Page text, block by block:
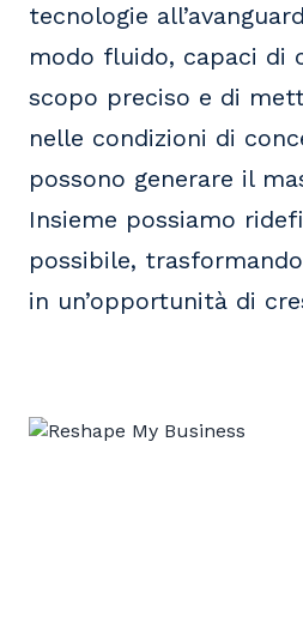
tecnologie
modo fluido, capaci di
scopo preciso e di
nelle condizioni di
possono generare il
Insieme possiamo
possibile,
in un’opportunità di